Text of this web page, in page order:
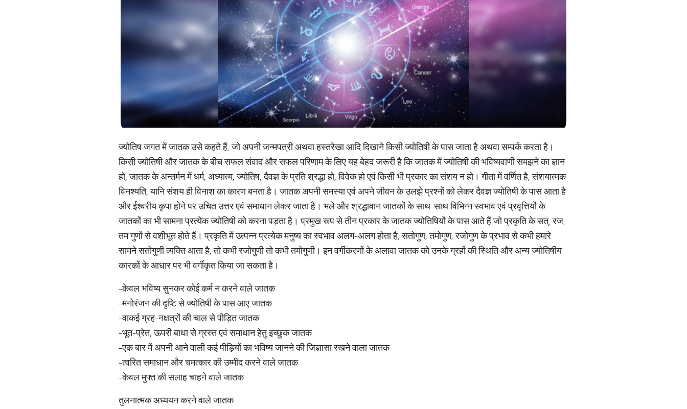
ज्योतिष जगत में जातक उसे कहते हैं, जो अपनी जन्मपत्री अथवा हस्तरेखा आदि दिखाने किसी ज्योतिषी के पास जाता है अथवा सम्पर्क करता है।
किसी ज्योतिषी और जातक के बीच सफल संवाद और सफल परिणाम के लिए यह बेहद जरूरी है कि जातक में ज्योतिषी की भविष्यवाणी समझने का ज्ञान
हो, जातक के अन्तर्मन में धर्म, अध्यात्म, ज्योतिष, दैवज्ञ के प्रति श्रद्धा हो, विवेक हो एवं किसी भी प्रकार का संशय न हो। गीता में वर्णित है, संशयात्मक
विनश्यति, यानि संशय ही विनाश का कारण बनता है। जातक अपनी समस्या एवं अपने जीवन के उलझे प्रश्नों को लेकर दैवज्ञ ज्योतिषी के पास आता है
और ईश्वरीय कृपा होने पर उचित उत्तर एवं समाधान लेकर जाता है। भले और श्रद्धावान जातकों के साथ-साथ विभिन्न स्वभाव एवं प्रवृत्तियों के
जातकों का भी सामना प्रत्येक ज्योतिषी को करना पड़ता है। प्रमुख रूप से तीन प्रकार के जातक ज्योतिषियों के पास आते हैं जो प्रकृति के सत्, रज,
तम गुणों से वशीभूत होते हैं। प्रकृति में उत्पन्न प्रत्येक मनुष्य का स्वभाव अलग-अलग होता है, सतोगुण, तमोगुण, रजोगुण के प्रभाव से कभी हमारे
सामने सतोगुणी व्यक्ति आता है, तो कभी रजोगुणी तो कभी तमोगुणी। इन वर्गीकरणों के अलावा जातक को उनके ग्रहों की स्थिति और अन्य ज्योतिषीय
कारकों के आधार पर भी वर्गीकृत किया जा सकता है।
-केवल भविष्य सुनकर कोई कर्म न करने वाले जातक
-मनोरंजन की दृष्टि से ज्योतिषी के पास आए जातक
-वाकई ग्रह-नक्षत्रों की चाल से पीड़ित जातक
-भूत-प्रेत, ऊपरी बाधा से ग्रस्त एवं समाधान हेतु इच्छुक जातक
-एक बार में अपनी आने वाली कई पीड़ियों का भविष्य जानने की जिज्ञासा रखने वाला जातक
-त्वरित समाधान और चमत्कार की उम्मीद करने वाले जातक
-केवल मुफ्त की सलाह चाहने वाले जातक
तुलनात्मक अध्ययन करने वाले जातक